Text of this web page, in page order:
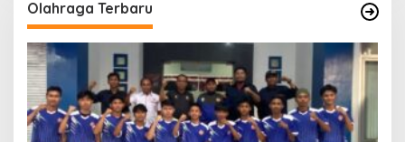
Olahraga Terbaru